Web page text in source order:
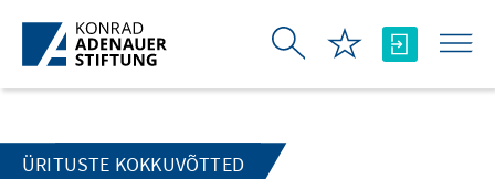
Skip to Main Content
ÜRITUSTE KOKKUVÕTTED